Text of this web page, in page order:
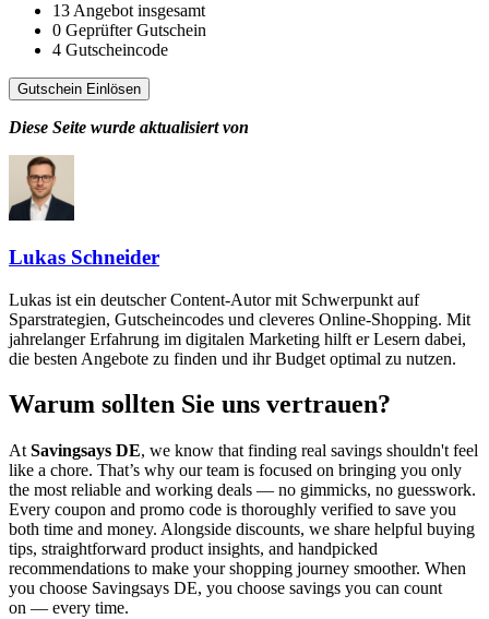
13 Angebot insgesamt
0 Geprüfter Gutschein
4 Gutscheincode
Gutschein Einlösen
Diese Seite wurde aktualisiert von
Lukas Schneider
Lukas ist ein deutscher Content-Autor mit Schwerpunkt auf
Sparstrategien, Gutscheincodes und cleveres Online-Shopping. Mit
jahrelanger Erfahrung im digitalen Marketing hilft er Lesern dabei,
die besten Angebote zu finden und ihr Budget optimal zu nutzen.
Warum sollten Sie uns vertrauen?
At Savingsays DE, we know that finding real savings shouldn't feel
like a chore. That’s why our team is focused on bringing you only
the most reliable and working deals — no gimmicks, no guesswork.
Every coupon and promo code is thoroughly verified to save you
both time and money. Alongside discounts, we share helpful buying
tips, straightforward product insights, and handpicked
recommendations to make your shopping journey smoother. When
you choose Savingsays DE, you choose savings you can count
on — every time.